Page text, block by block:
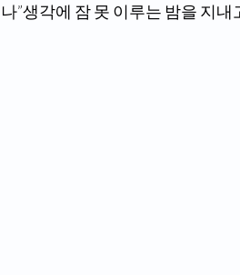
나”생각에 잠 못 이루는 밤을 지내